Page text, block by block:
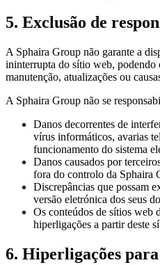
5. Exclusão de
A Sphaira Group não garante a
ininterrupta do sítio web, podendo
manutenção, atualizações ou
A Sphaira Group não se
Danos decorrentes de
vírus informáticos, avarias
funcionamento do sistema
Danos causados por
fora do controlo da Sphaira
Discrepâncias que possam
versão eletrónica dos seus
Os conteúdos de sítios web
hiperligações a partir deste
6. Hiperligações